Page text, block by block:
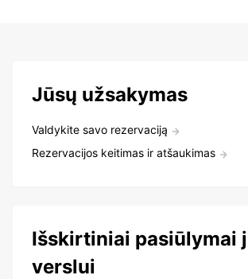
Jūsų užsakymas
Valdykite savo rezervaciją
Rezervacijos keitimas ir atšaukimas
Išskirtiniai pasiūlymai
verslui